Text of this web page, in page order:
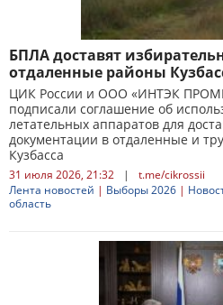
БПЛА доставят
отдаленные районы
ЦИК России и ООО «ИНТЭК
подписали соглашение об
летательных аппаратов для
документации в отдаленные и
Кузбасса
31 июля 2026, 21:32 |
t.me/cikrossii
Лента новостей | Выборы 2026 |
область